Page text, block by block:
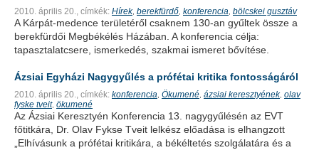
2010. április 20., címkék: Hírek, berekfürdő konferencia bölcskei gusztáv
A Kárpát-medence területéről csaknem 130-an gyűltek össze a
berekfürdői Megbékélés Házában. A konferencia célja:
tapasztalatcsere, ismerkedés, szakmai ismeret bővítése.
Ázsiai Egyházi Nagygyűlés a prófétai kritika fontosságáról
2010. április 20., címkék: konferencia Ökumené ázsiai keresztyének, olav
fyske tveit, ökumené
Az Ázsiai Keresztyén Konferencia 13. nagygyűlésén az EVT
főtitkára, Dr. Olav Fykse Tveit lelkész előadása is elhangzott
„Elhívásunk a prófétai kritikára, a békéltetés szolgálatára és a